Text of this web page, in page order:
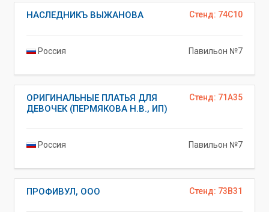
Стенд: 74C10
НАСЛЕДНИКЪ ВЫЖАНОВА
Россия Павильон №7
Стенд: 71A35
ОРИГИНАЛЬНЫЕ ПЛАТЬЯ ДЛЯ
ДЕВОЧЕК (ПЕРМЯКОВА Н.В., ИП)
Россия Павильон №7
Стенд: 73B31
ПРОФИВУЛ, ООО